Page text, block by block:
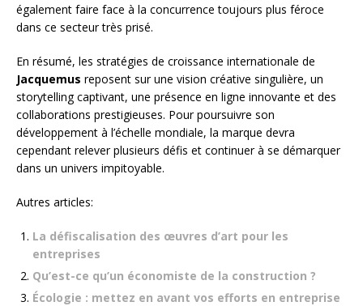
également faire face à la concurrence toujours plus féroce
dans ce secteur très prisé.
En résumé, les stratégies de croissance internationale de
Jacquemus reposent sur une vision créative singulière, un
storytelling captivant, une présence en ligne innovante et des
collaborations prestigieuses. Pour poursuivre son
développement à l’échelle mondiale, la marque devra
cependant relever plusieurs défis et continuer à se démarquer
dans un univers impitoyable.
Autres articles:
La défiscalisation des œuvres d’art pour les
entreprises
Qu’est-ce qu’un économiste de la construction ?
Écologie : mettez en avant vos efforts en entreprise